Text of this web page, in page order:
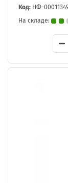
Код: НФ-
На складе: